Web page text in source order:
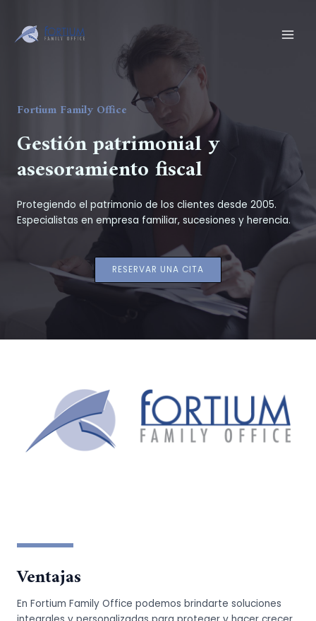
contenido
Fortium Family Office
Gestión patrimonial y
asesoramiento fiscal
Protegiendo el patrimonio de los clientes desde 2005.
Especialistas en empresa familiar, sucesiones y herencia.
RESERVAR UNA CITA
Ventajas
En Fortium Family Office podemos brindarte soluciones